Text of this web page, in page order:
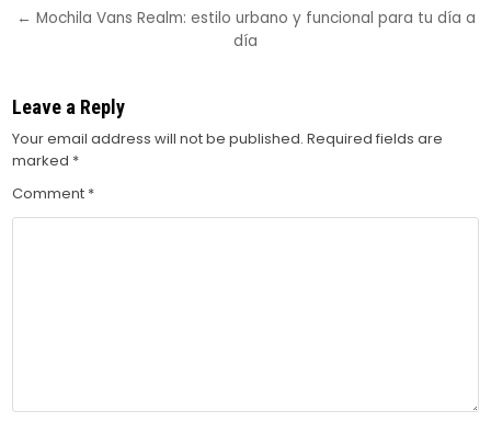
← Mochila Vans Realm: estilo urbano y funcional para tu día a
día
Leave a Reply
Your email address will not be published. Required fields are
marked *
Comment *